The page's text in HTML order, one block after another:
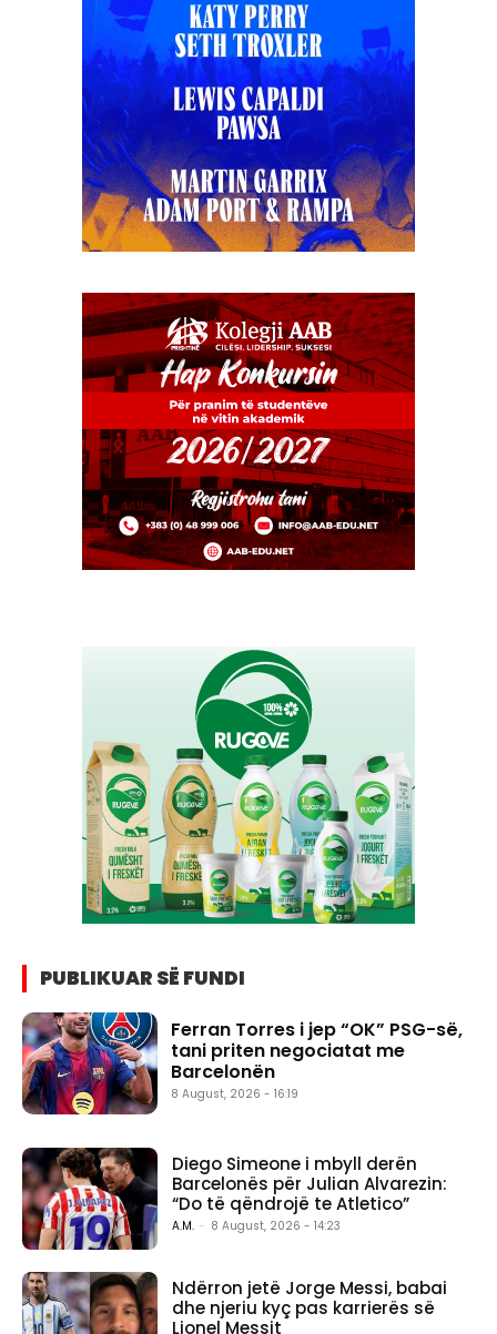
PUBLIKUAR SË FUNDI
Ferran Torres i jep “OK” PSG-së,
tani priten negociatat me
Barcelonën
8 August, 2026 - 16:19
Diego Simeone i mbyll derën
Barcelonës për Julian Alvarezin:
“Do të qëndrojë te Atletico”
A.M. - 8 August, 2026 - 14:23
Ndërron jetë Jorge Messi, babai
dhe njeriu kyç pas karrierës së
Lionel Messit